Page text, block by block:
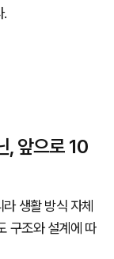
.
, 앞으로 10
생활 방식 자체
구조와 설계에 따